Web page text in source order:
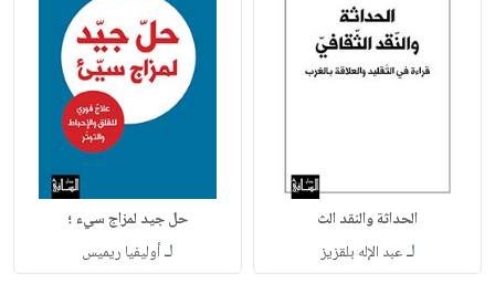
الحداثة والنقد الث
لـعبد الإله بلقزيز
حل جيد لمزاج سيء ؛
لـأوليفيا ريميس